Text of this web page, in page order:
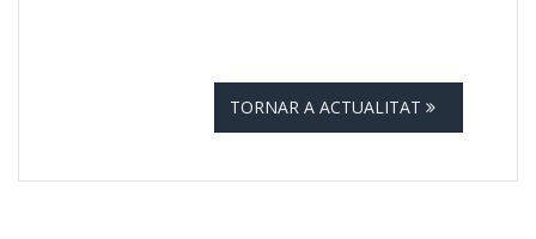
TORNAR A ACTUALITAT